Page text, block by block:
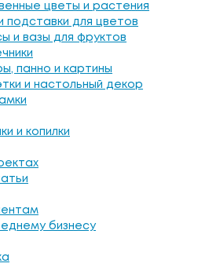
цветы и растения
подставки для цветов
и вазы для фруктов
панно и картины
и настольный декор
и копилки
бизнесу